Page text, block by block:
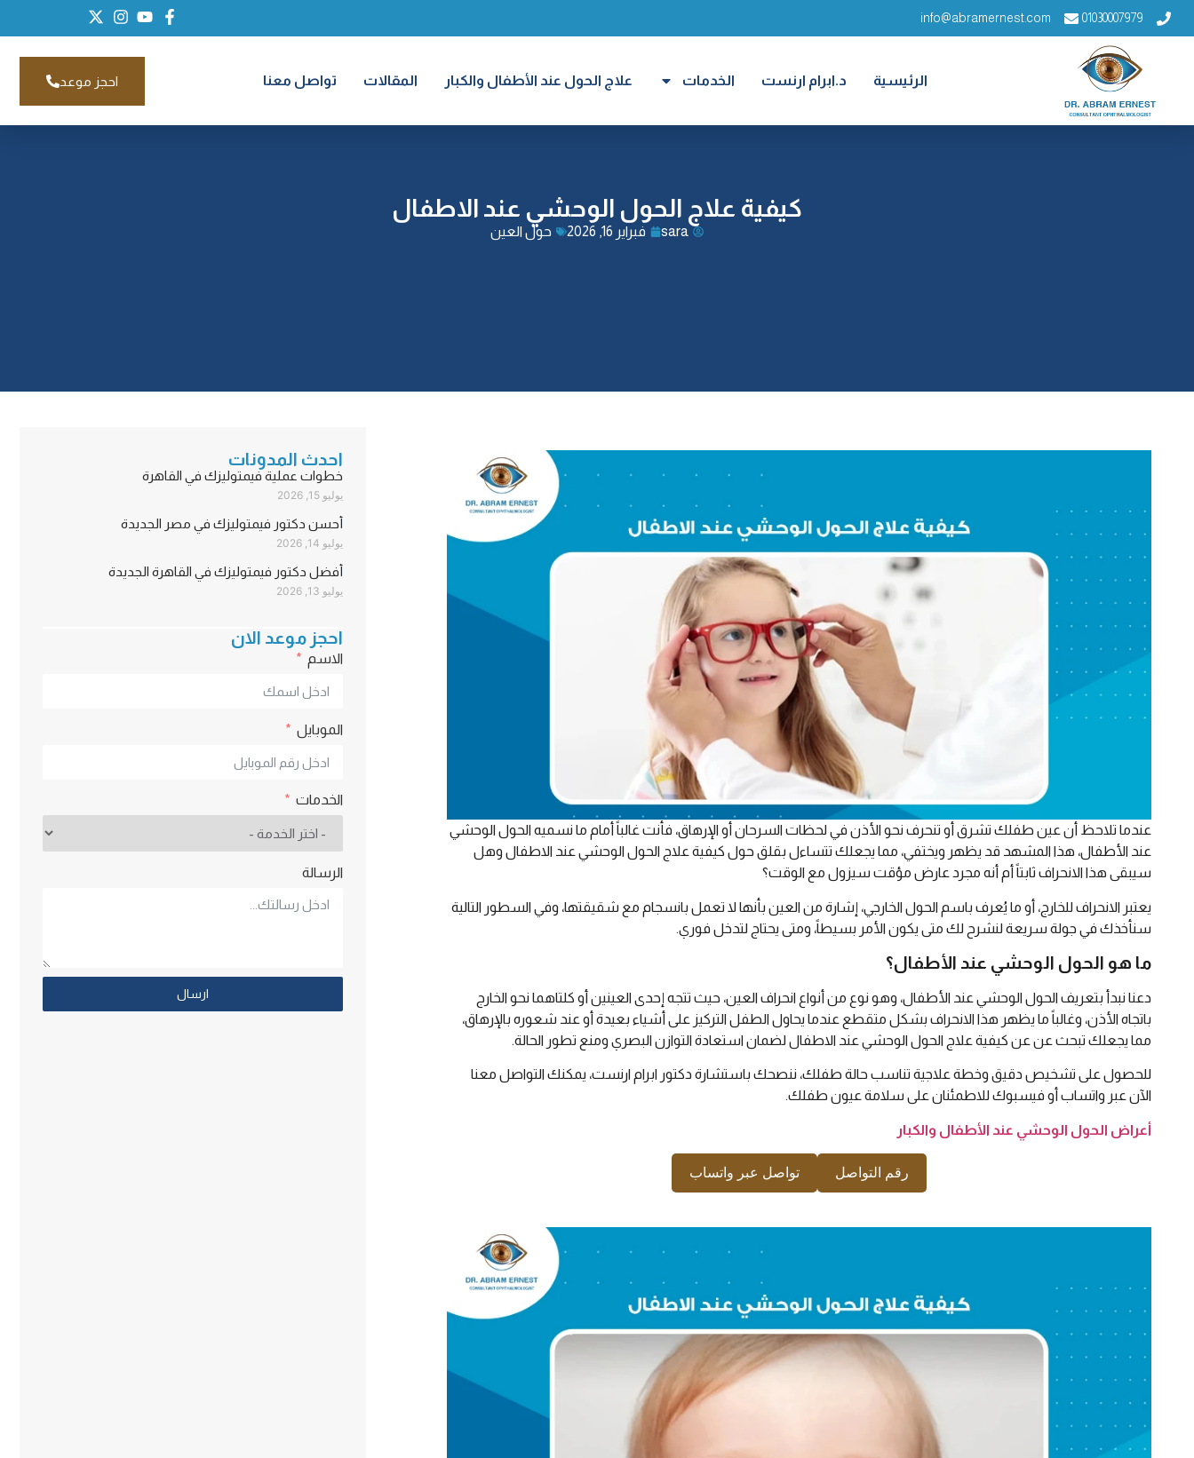
01030007979
info@abramernest.com
الرئيسية د.ابرام ارنست الخدمات علاج الحول عند الأطفال والكبار المقالات تواصل معنا احجز موعد
كيفية علاج الحول الوحشي عند الاطفال
sara فبراير 16, 2026 حول العين
عندما تلاحظ أن عين طفلك تشرق أو تنحرف نحو الأذن في لحظات السرحان أو الإرهاق، فأنت غالباً أمام ما نسميه الحول الوحشي
عند الأطفال، هذا المشهد قد يظهر ويختفي، مما يجعلك تتساءل بقلق حول كيفية علاج الحول الوحشي عند الاطفال وهل
سيبقى هذا الانحراف ثابتاً أم أنه مجرد عارض مؤقت سيزول مع الوقت؟
يعتبر الانحراف للخارج، أو ما يُعرف باسم الحول الخارجي، إشارة من العين بأنها لا تعمل بانسجام مع شقيقتها، وفي السطور التالية
سنأخذك في جولة سريعة لنشرح لك متى يكون الأمر بسيطاً، ومتى يحتاج لتدخل فوري.
ما هو الحول الوحشي عند الأطفال؟
دعنا نبدأ بتعريف الحول الوحشي عند الأطفال، وهو نوع من أنواع انحراف العين، حيث تتجه إحدى العينين أو كلتاهما نحو الخارج
باتجاه الأذن، وغالباً ما يظهر هذا الانحراف بشكل متقطع عندما يحاول الطفل التركيز على أشياء بعيدة أو عند شعوره بالإرهاق،
مما يجعلك تبحث عن عن كيفية علاج الحول الوحشي عند الاطفال لضمان استعادة التوازن البصري ومنع تطور الحالة.
للحصول على تشخيص دقيق وخطة علاجية تناسب حالة طفلك، ننصحك باستشارة دكتور ابرام ارنست، يمكنك التواصل معنا
الآن عبر واتساب أو فيسبوك للاطمئنان على سلامة عيون طفلك.
أعراض الحول الوحشي عند الأطفال والكبار
رقم التواصل تواصل عبر واتساب
احدث المدونات
خطوات عملية فيمتوليزك في القاهرة
يوليو 15, 2026
أحسن دكتور فيمتوليزك في مصر الجديدة
يوليو 14, 2026
أفضل دكتور فيمتوليزك في القاهرة الجديدة
يوليو 13, 2026
احجز موعد الان
الاسم
الموبايل
الخدمات
الرسالة
ارسال